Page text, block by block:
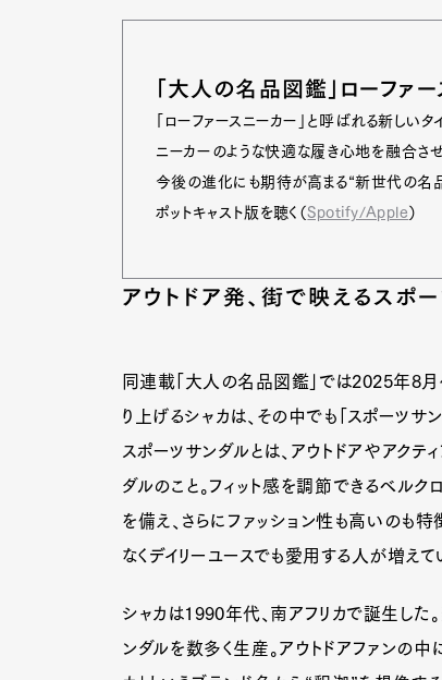
「大人の名品図鑑」ローファ
「ローファースニーカー」と呼ばれる新し
ニーカーのような快適な履き心地を融合さ
今後の進化にも期待が高まる“新世代の名
ポットキャスト版を聴く（Spotify/Apple ）
アウトドア発、街で映えるスポ
同連載「大人の名品図鑑」では2025年8月
り上げるシャカは、その中でも「スポーツ
スポーツサンダルとは、アウトドアやアク
ダルのこと。フィット感を調節できるベルク
を備え、さらにファッション性も高いのも
なくデイリーユースでも愛用する人が増えて
シャカは1990年代、南アフリカで誕生し
ンダルを数多く生産。アウトドアファンの